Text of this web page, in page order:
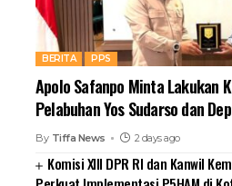
BERITA PPS
Apolo Safanpo Minta Lakukan
Pelabuhan Yos Sudarso dan
By Tiffa News 2 days ago
Komisi XIII DPR RI dan Kanwil